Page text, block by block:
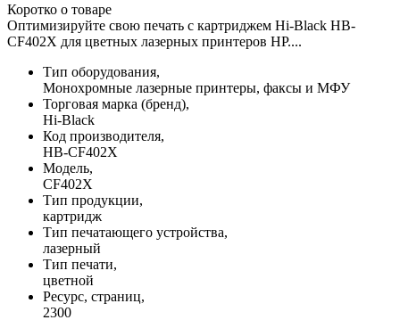
Коротко о товаре
Оптимизируйте свою печать с картриджем Hi-Black HB-
CF402X для цветных лазерных принтеров HP....
Тип оборудования,
Монохромные лазерные принтеры, факсы и МФУ
Торговая марка (бренд),
Hi-Black
Код производителя,
HB-CF402X
Модель,
CF402X
Тип продукции,
картридж
Тип печатающего устройства,
лазерный
Тип печати,
цветной
Ресурс, страниц,
2300